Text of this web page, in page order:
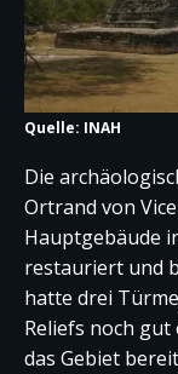
Quelle: INAH
Die
Ortrand von
Hauptgebäude
restauriert und
hatte drei
Reliefs noch
das Gebiet